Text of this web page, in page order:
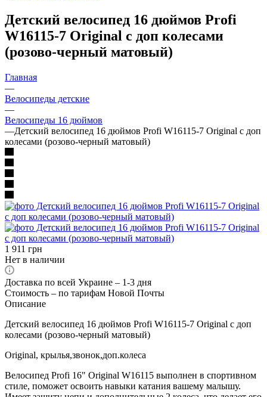
Детский велосипед 16 дюймов Profi
W16115-7 Original с доп колесами
(розово-черный матовый)
Главная
—
Велосипеды детские
—
Велосипеды 16 дюймов
—Детский велосипед 16 дюймов Profi W16115-7 Original с доп
колесами (розово-черный матовый)
1 911 грн
Нет в наличии
Доставка по всей Украине – 1-3 дня
Стоимость – по тарифам Новой Почты
Описание
Детский велосипед 16 дюймов Profi W16115-7 Original с доп
колесами (розово-черный матовый)
Original, крылья,звонок,доп.колеса
Велосипед Profi 16" Original W16115 выполнен в спортивном
стиле, поможет освоить навыки катания вашему малышу.